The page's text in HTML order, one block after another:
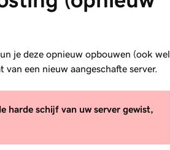
je deze opnieuw opbouwen (ook wel
een nieuw aangeschafte server.
harde schijf van uw server gewist,